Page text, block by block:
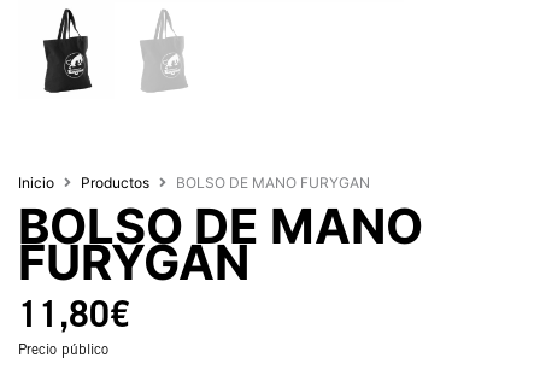
Inicio Productos BOLSO DE MANO FURYGAN
BOLSO DE MANO
FURYGAN
11,80€
Precio público